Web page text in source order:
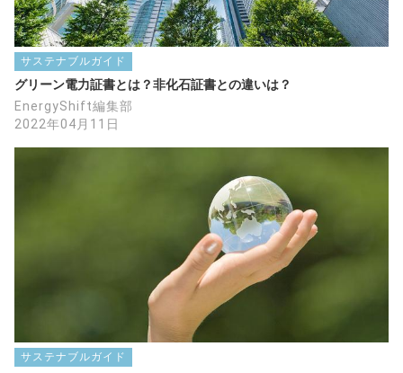
サステナブルガイド
グリーン電力証書とは？非化石証書との違いは？
EnergyShift編集部
2022年04月11日
サステナブルガイド